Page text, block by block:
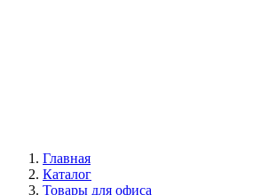
Главная
Каталог
Товары для офиса